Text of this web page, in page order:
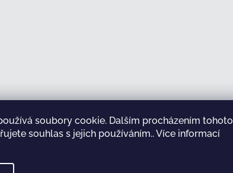
soubory cookie. Dalším procházením tohoto
souhlas s jejich používáním.. Více informací
Sledovat na Instagramu